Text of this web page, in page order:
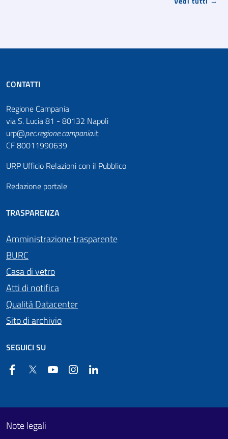
CONTATTI
Regione Campania
via S. Lucia 81 - 80132 Napoli
urp@pec.regione.campania.it
CF 80011990639
URP Ufficio Relazioni con il Pubblico
Redazione portale
TRASPARENZA
Amministrazione trasparente
BURC
Casa di vetro
Atti di notifica
Qualità Datacenter
Sito di archivio
SEGUICI SU
FacebookTwitter YouTube Instagram
Footer First
Useful links section
Note legali